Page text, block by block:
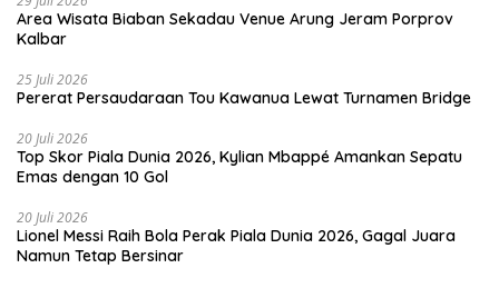
Area Wisata Biaban Sekadau Venue Arung Jeram Porprov
Kalbar
25 Juli 2026
Pererat Persaudaraan Tou Kawanua Lewat Turnamen Bridge
20 Juli 2026
Top Skor Piala Dunia 2026, Kylian Mbappé Amankan Sepatu
Emas dengan 10 Gol
20 Juli 2026
Lionel Messi Raih Bola Perak Piala Dunia 2026, Gagal Juara
Namun Tetap Bersinar